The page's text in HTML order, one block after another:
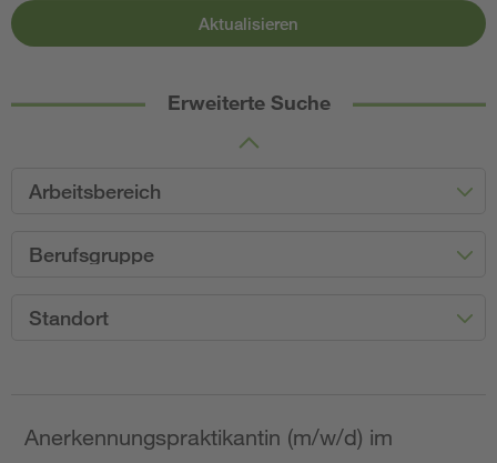
Aktualisieren
Erweiterte Suche
Arbeitsbereich
Berufsgruppe
Standort
Anerkennungspraktikantin (m/w/d) im